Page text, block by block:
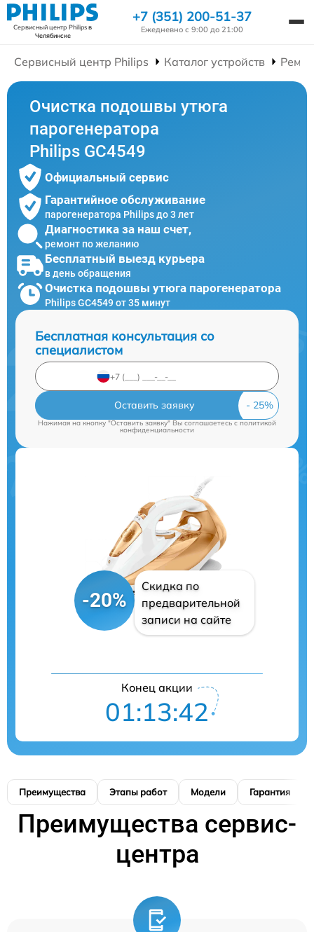
Сервисный центр Philipsв
Челябинске
+7 (351) 200-51-37
Ежедневно с 9:00 до 21:00
Сервисный центр Philips Каталог устройств
Очистка подошвы утюга
парогенератора
Philips GC4549
Официальный сервис
Гарантийное обслуживание
парогенератора Philips до 3 лет
Диагностика за наш счет,
ремонт по желанию
Бесплатный выезд курьера
в день обращения
Очистка подошвы утюга парогенератора
Philips GC4549 от 35 минут
Бесплатная консультация со
специалистом
Оставить заявку
Нажимая на кнопку "Оставить заявку" Вы соглашаетесь c политикой
конфиденциальности
-20%
Скидка по
предварительной
записи на сайте
Конец акции
01:13:40
Преимущества Этапы работ Модели Гарантия
Преимущества сервис-
центра